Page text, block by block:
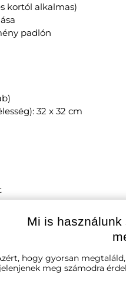
kortól alkalmas)
padlón
32 x 32 cm
piros,
Mi is
hogy gyorsan
jelenjenek meg számodra